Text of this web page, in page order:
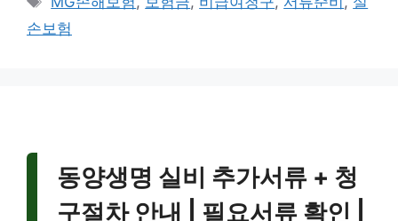
리
그
손보험
동양생명 실비 추가서류 + 청
구절차 안내 | 필요서류 확인 |